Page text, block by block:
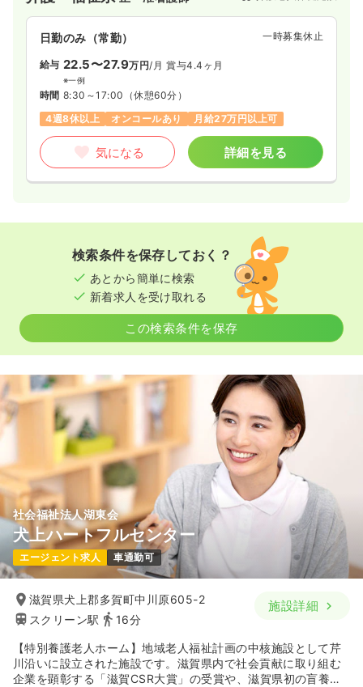
日勤のみ（常勤） 一時募集休止
給与 22.5〜27.9万円/月 賞与4.4ヶ月
※一例
時間 8:30～17:00 （休憩60分）
4週8休以上
オンコールあり 月給27万円以上可
気になる 詳細を見る
検索条件を保存しておく？
あとから簡単に検索
新着求人を受け取れる
この検索条件を保存
社会福祉法人湖東会
犬上ハートフルセンター
エージェント求人 車通勤可
滋賀県犬上郡多賀町中川原605-2
スクリーン駅
16分
施設詳細
【特別養護老人ホーム】地域老人福祉計画の中核施設として芹
川沿いに設立された施設です。滋賀県内で社会貢献に取り組む
企業を顕彰する「滋賀CSR大賞」の受賞や、滋賀県初の盲養護